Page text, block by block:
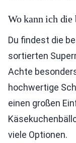
Wo kann ich die
Du findest die
sortierten
Achte
hochwertige
einen großen
viele Optionen.